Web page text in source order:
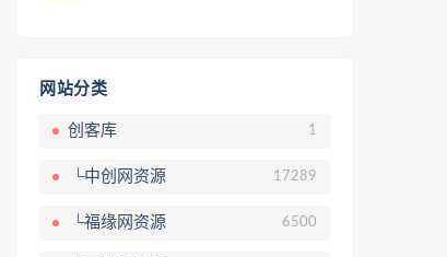
网站分类
创客库 1
└中创网资源 17289
└福缘网资源 6500